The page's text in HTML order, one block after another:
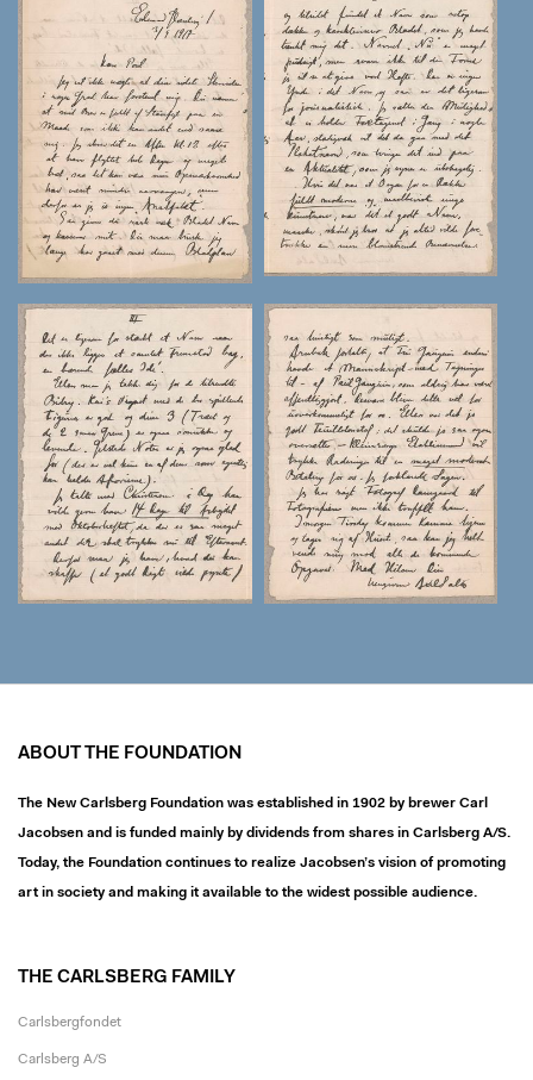
ABOUT THE FOUNDATION
The New Carlsberg Foundation was established in 1902 by brewer Carl
Jacobsen and is funded mainly by dividends from shares in Carlsberg A/S.
Today, the Foundation continues to realize Jacobsen’s vision of promoting
art in society and making it available to the widest possible audience.
THE CARLSBERG FAMILY
Carlsbergfondet
Carlsberg A/S